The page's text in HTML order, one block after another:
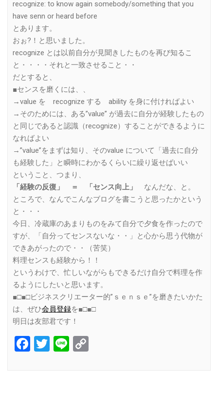
recognize: to know again somebody/something that you
have senn or heard before
とあります。
おぉ?！と思いました。
recognize とは以前自分が見聞きしたものを再び知るこ
と・・・・それと一致させること・・
だとすると、
■センスを磨くには、、
→value を recognize する ability を身に付ければよい
→そのためには、ある”value” が過去に自分が経験したもの
と同じであると認識（recognize）することができるように
なればよい
→”value”をまずは知り、そのvalue について「過去に自分
も経験した」と瞬時にわかるくらいに繰り返せばいい
ということ、つまり、
「経験の反復」 ＝ 「センス向上」 なんだな、と。
ところで、なんでこんなブログを書こうと思ったかという
と・・・
今日、冷蔵庫のあまりものをみて自分で夕食を作ったので
すが、「自分ってセンスないな・・」と心から思う代物が
できあがったので・・（苦笑）
料理センスも経験から！！
というわけで、忙しいながらもできるだけ自分で料理を作
るようにしたいと思います。
■□■□ビジネスクリエーター的”ｓｅｎｓｅ”を磨きたいかた
は、ぜひ会員登録を■□■□
明日は友部君です！
Facebook
Twitter
Line